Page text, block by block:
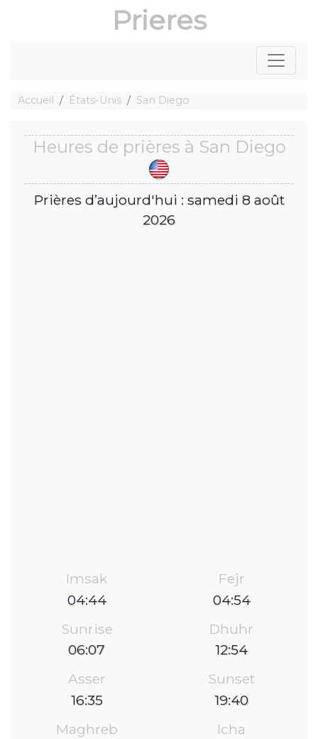
Prieres
Accueil États-Unis San Diego
Heures de prières à San Diego
Prières d’aujourd'hui : samedi 8 août
2026
Imsak
04:44
Fejr
04:54
Sunrise
06:07
Dhuhr
12:54
Asser
16:35
Sunset
19:40
Maghreb
Icha